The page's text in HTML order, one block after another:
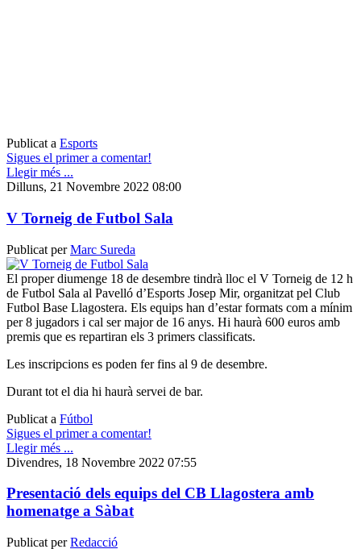
Publicat a Esports
Sigues el primer a comentar!
Llegir més ...
Dilluns, 21 Novembre 2022 08:00
V Torneig de Futbol Sala
Publicat perMarc Sureda
El proper diumenge 18 de desembre tindrà lloc el V Torneig de 12 h
de Futbol Sala al Pavelló d’Esports Josep Mir, organitzat pel Club
Futbol Base Llagostera. Els equips han d’estar formats com a mínim
per 8 jugadors i cal ser major de 16 anys. Hi haurà 600 euros amb
premis que es repartiran els 3 primers classificats.
Les inscripcions es poden fer fins al 9 de desembre.
Durant tot el dia hi haurà servei de bar.
Publicat a Fútbol
Sigues el primer a comentar!
Llegir més ...
Divendres, 18 Novembre 2022 07:55
Presentació dels equips del CB Llagostera amb
homenatge a Sàbat
Publicat perRedacció